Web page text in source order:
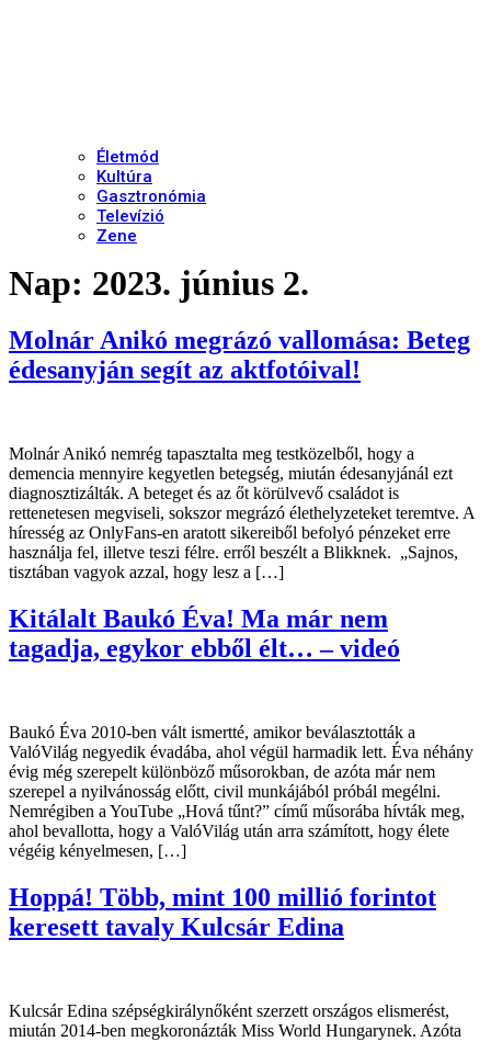
Életmód
Kultúra
Gasztronómia
Televízió
Zene
Nap: 2023. június 2.
Molnár Anikó megrázó vallomása: Beteg
édesanyján segít az aktfotóival!
Molnár Anikó nemrég tapasztalta meg testközelből, hogy a
demencia mennyire kegyetlen betegség, miután édesanyjánál ezt
diagnosztizálták. A beteget és az őt körülvevő családot is
rettenetesen megviseli, sokszor megrázó élethelyzeteket teremtve. A
híresség az OnlyFans-en aratott sikereiből befolyó pénzeket erre
használja fel, illetve teszi félre. erről beszélt a Blikknek. „Sajnos,
tisztában vagyok azzal, hogy lesz a […]
Kitálalt Baukó Éva! Ma már nem
tagadja, egykor ebből élt… – videó
Baukó Éva 2010-ben vált ismertté, amikor beválasztották a
ValóVilág negyedik évadába, ahol végül harmadik lett. Éva néhány
évig még szerepelt különböző műsorokban, de azóta már nem
szerepel a nyilvánosság előtt, civil munkájából próbál megélni.
Nemrégiben a YouTube „Hová tűnt?” című műsorába hívták meg,
ahol bevallotta, hogy a ValóVilág után arra számított, hogy élete
végéig kényelmesen, […]
Hoppá! Több, mint 100 millió forintot
keresett tavaly Kulcsár Edina
Kulcsár Edina szépségkirálynőként szerzett országos elismerést,
miután 2014-ben megkoronázták Miss World Hungarynek. Azóta